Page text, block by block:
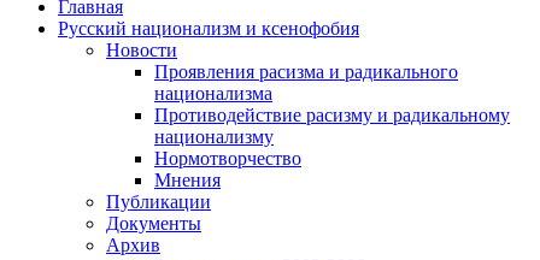
Главная
Русский национализм и ксенофобия
Новости
Проявления расизма и радикального
национализма
Противодействие расизму и радикальному
национализму
Нормотворчество
Мнения
Публикации
Документы
Архив